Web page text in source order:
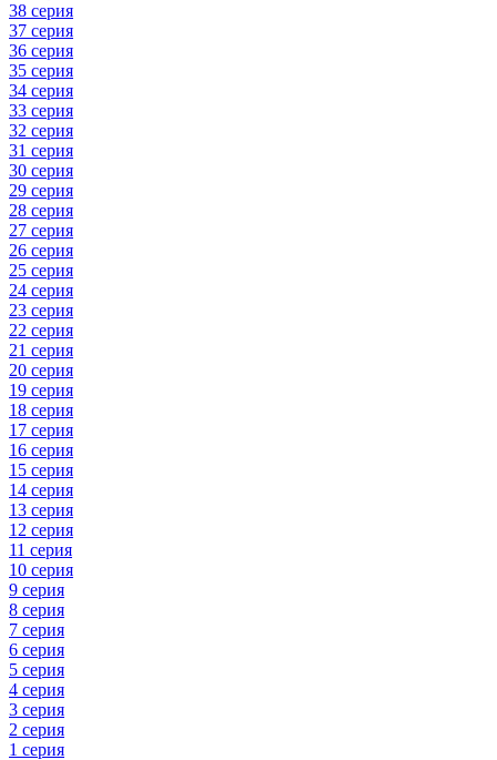
38 серия
37 серия
36 серия
35 серия
34 серия
33 серия
32 серия
31 серия
30 серия
29 серия
28 серия
27 серия
26 серия
25 серия
24 серия
23 серия
22 серия
21 серия
20 серия
19 серия
18 серия
17 серия
16 серия
15 серия
14 серия
13 серия
12 серия
11 серия
10 серия
9 серия
8 серия
7 серия
6 серия
5 серия
4 серия
3 серия
2 серия
1 серия